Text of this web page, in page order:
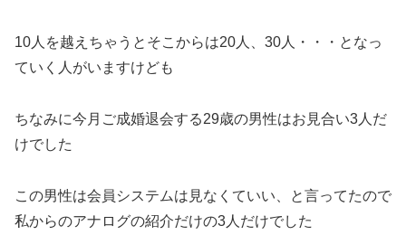
10人を越えちゃうとそこからは20人、30人・・・となっ
ていく人がいますけども
ちなみに今月ご成婚退会する29歳の男性はお見合い3人だ
けでした
この男性は会員システムは見なくていい、と言ってたので
私からのアナログの紹介だけの3人だけでした